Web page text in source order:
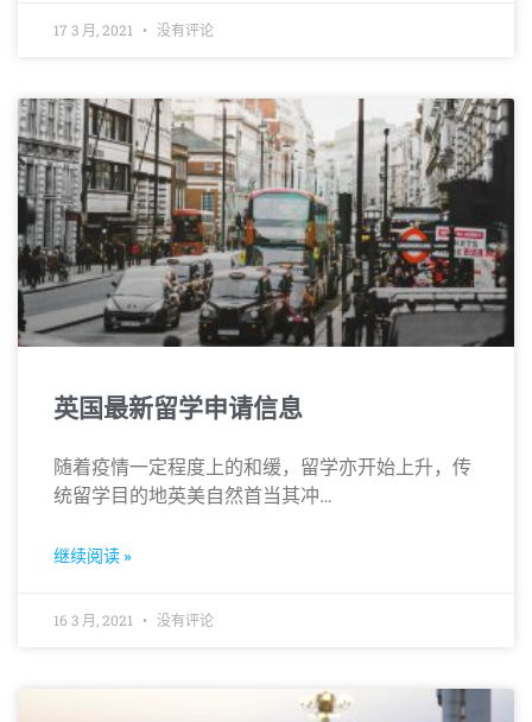
17 3 月, 2021 没有评论
英国最新留学申请信息
随着疫情一定程度上的和缓，留学亦开始上升，传
统留学目的地英美自然首当其冲…
继续阅读 »
16 3 月, 2021 没有评论